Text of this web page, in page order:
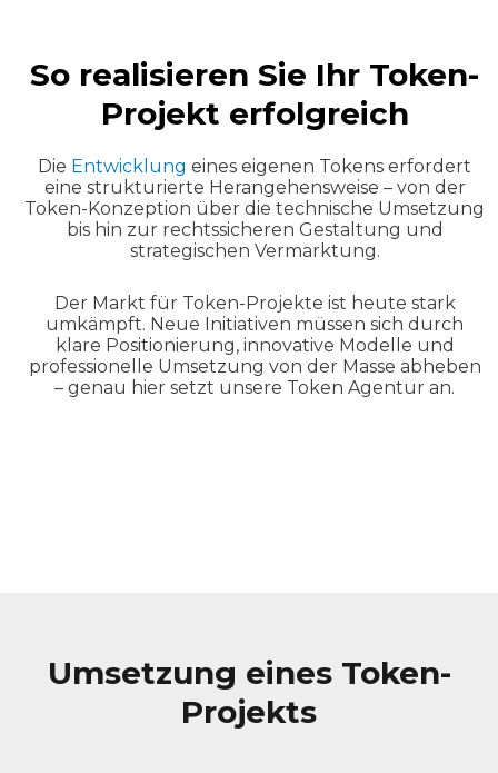
So realisieren Sie Ihr Token-
Projekt erfolgreich
Die Entwicklung eines eigenen Tokens erfordert
eine strukturierte Herangehensweise – von der
Token-Konzeption über die technische Umsetzung
bis hin zur rechtssicheren Gestaltung und
strategischen Vermarktung.
Der Markt für Token-Projekte ist heute stark
umkämpft. Neue Initiativen müssen sich durch
klare Positionierung, innovative Modelle und
professionelle Umsetzung von der Masse abheben
– genau hier setzt unsere Token Agentur an.
Umsetzung eines Token-
Projekts